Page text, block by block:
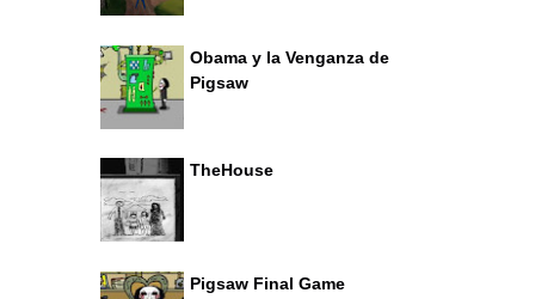
Obama y la Venganza de
Pigsaw
TheHouse
Pigsaw Final Game